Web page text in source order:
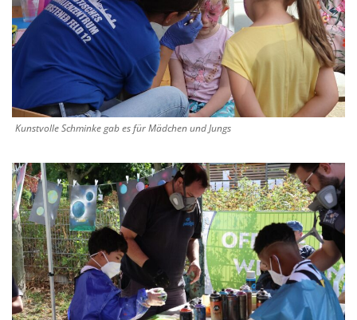
Kunstvolle Schminke gab es für Mädchen und Jungs